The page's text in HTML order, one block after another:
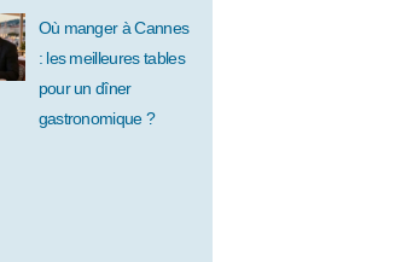
Où manger à Cannes
: les meilleures tables
pour un dîner
gastronomique ?